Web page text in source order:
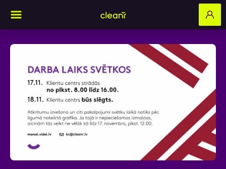
Aizpildi pieteikuma formu un mēs ar tevi
sazināsimies
Vārds, Uzvārds